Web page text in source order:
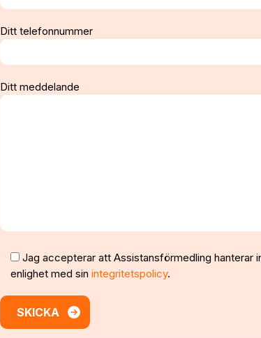
Ditt telefonnummer
Ditt meddelande
Jag accepterar att Assistansförmedling hanterar
enlighet med sin integritetspolicy.